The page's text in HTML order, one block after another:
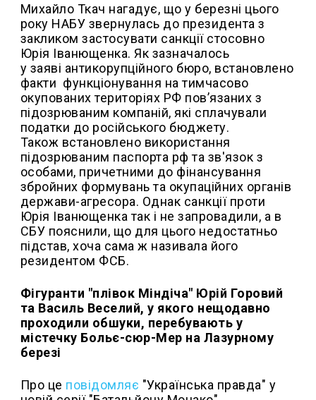
Михайло Ткач нагадує, що у березні цього
року НАБУ звернулась до президента з
закликом застосувати санкції стосовно
Юрія Іванющенка. Як зазначалось
у заяві антикорупційного бюро, встановлено
факти функціонування на тимчасово
окупованих територіях РФ пов’язаних з
підозрюваним компаній, які сплачували
податки до російського бюджету.
Також встановлено використання
підозрюваним паспорта рф та зв'язок з
особами, причетними до фінансування
збройних формувань та окупаційних органів
держави-агресора. Однак санкції проти
Юрія Іванющенка так і не запровадили, а в
СБУ пояснили, що для цього недостатньо
підстав, хоча сама ж називала його
резидентом ФСБ.
Фігуранти "плівок Міндіча" Юрій Горовий
та Василь Веселий, у якого нещодавно
проходили обшуки, перебувають у
містечку Больє-сюр-Мер на Лазурному
березі
Про це повідомляє "Українська правда" у